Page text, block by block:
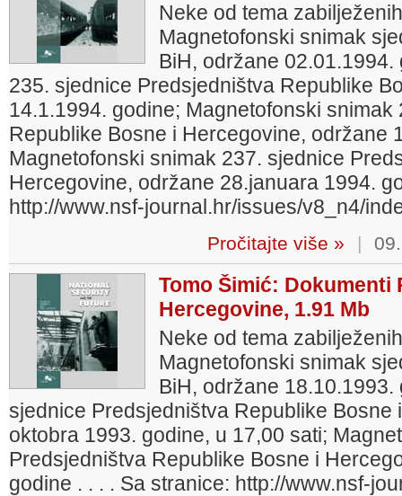
Neke od tema
Magnetofonski snimak
BiH, održane
235. sjednice Predsjedništva Republike
14.1.1994. godine; Magnetofonski
Republike Bosne i Hercegovine, održane
Magnetofonski snimak 237. sjednice
Hercegovine, održane 28.januara 1994.
http://www.nsf-journal.hr/issues/v8_n4/
Pročitajte više » |
Tomo Šimić:
Hercegovine, 1.91 Mb
Neke od tema
Magnetofonski snimak
BiH, održane
sjednice Predsjedništva Republike Bosne
oktobra 1993. godine, u 17,00 sati;
Predsjedništva Republike Bosne i
godine . . . . Sa stranice: http://www.nsf-